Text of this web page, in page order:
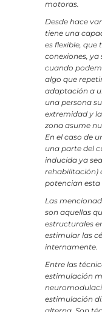
motoras.
Desde hace
tiene una
es flexible,
conexiones, ya
cuando
algo que
adaptación a
una persona
extremidad y
zona asume
En el caso de
una parte del
inducida ya
rehabilitación)
potencian esta
Las
son aquellas
estructurales
estimular las
internamente.
Entre las
estimulación
estimulación